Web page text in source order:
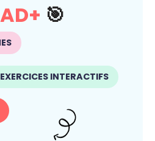
🎯
EXERCICES INTERACTIFS